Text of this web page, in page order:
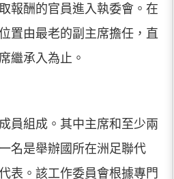
報酬的官員進入執委會。在
置由最老的副主席擔任，直
繼承入為止。
員組成。其中主席和至少兩
名是舉辦國所在洲足聯代
表。該工作委員會根據專門